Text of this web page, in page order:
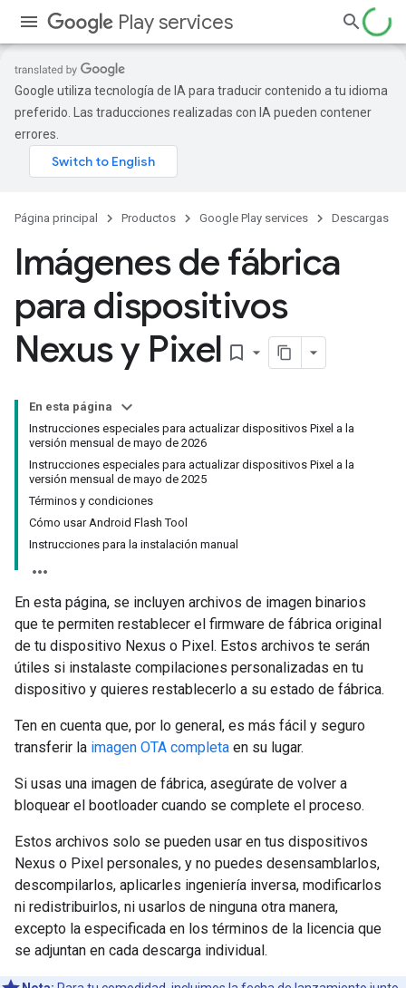
Play services
Google utiliza tecnología de IA para traducir contenido a tu idioma
preferido. Las traducciones realizadas con IA pueden contener
errores.
Página principal Productos Google Play services Descargas
Imágenes de fábrica
para dispositivos
Nexus y Pixel bookmark_border
En esta página
Instrucciones especiales para actualizar dispositivos Pixel a la
versión mensual de mayo de 2026
Instrucciones especiales para actualizar dispositivos Pixel a la
versión mensual de mayo de 2025
Términos y condiciones
Cómo usar Android Flash Tool
Instrucciones para la instalación manual
En esta página, se incluyen archivos de imagen binarios
que te permiten restablecer el firmware de fábrica original
de tu dispositivo Nexus o Pixel. Estos archivos te serán
útiles si instalaste compilaciones personalizadas en tu
dispositivo y quieres restablecerlo a su estado de fábrica.
Ten en cuenta que, por lo general, es más fácil y seguro
transferir la imagen OTA completa en su lugar.
Si usas una imagen de fábrica, asegúrate de volver a
bloquear el bootloader cuando se complete el proceso.
Estos archivos solo se pueden usar en tus dispositivos
Nexus o Pixel personales, y no puedes desensamblarlos,
descompilarlos, aplicarles ingeniería inversa, modificarlos
ni redistribuirlos, ni usarlos de ninguna otra manera,
excepto la especificada en los términos de la licencia que
se adjuntan en cada descarga individual.